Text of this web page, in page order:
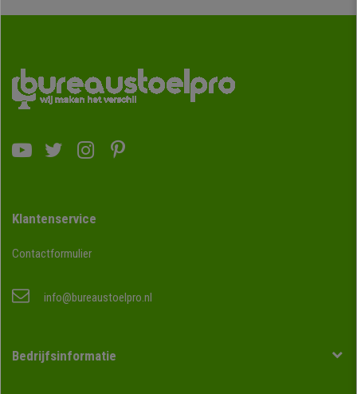
Klantenservice
Contactformulier
info@bureaustoelpro.nl
Bedrijfsinformatie